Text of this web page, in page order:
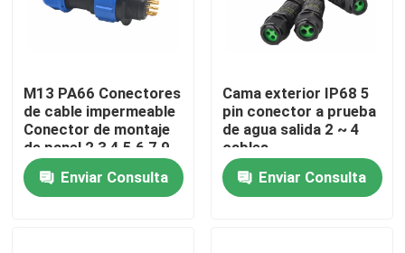
Contacta con nosotros
El blog
Solicitar una cita
M13 PA66 Conectores
de cable impermeable
Conector de montaje
de panel 2 3 4 5 6 7 9
Pin
Enviar Consulta
Cama exterior IP68 5
pin conector a prueba
de agua salida 2 ~ 4
cables
Enviar Consulta